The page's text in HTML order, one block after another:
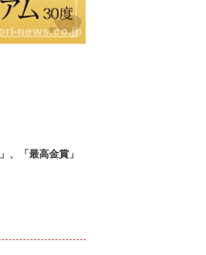
、「最高金賞」